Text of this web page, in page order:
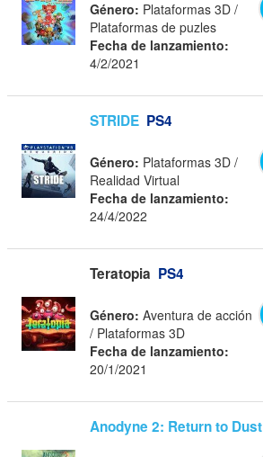
Género: Plataformas 3D /
Plataformas de puzles
Fecha de lanzamiento:
4/2/2021
STRIDE PS4
Género: Plataformas 3D /
Realidad Virtual
Fecha de lanzamiento:
24/4/2022
Teratopia PS4
Género: Aventura de acción
/ Plataformas 3D
Fecha de lanzamiento:
20/1/2021
Anodyne 2: Return to Dust